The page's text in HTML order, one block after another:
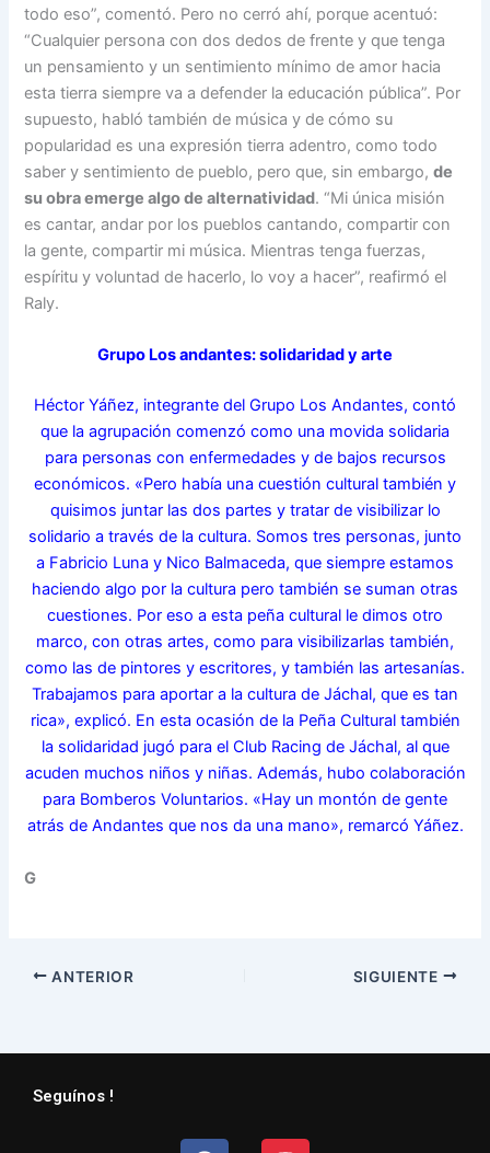
todo eso”, comentó. Pero no cerró ahí, porque acentuó:
“Cualquier persona con dos dedos de frente y que tenga
un pensamiento y un sentimiento mínimo de amor hacia
esta tierra siempre va a defender la educación pública”. Por
supuesto, habló también de música y de cómo su
popularidad es una expresión tierra adentro, como todo
saber y sentimiento de pueblo, pero que, sin embargo,de
su obra emerge algo de alternatividad. “Mi única misión
es cantar, andar por los pueblos cantando, compartir con
la gente, compartir mi música. Mientras tenga fuerzas,
espíritu y voluntad de hacerlo, lo voy a hacer”, reafirmó el
Raly.
Grupo Los andantes: solidaridad y arte
Héctor Yáñez, integrante del Grupo Los Andantes, contó
que la agrupación comenzó como una movida solidaria
para personas con enfermedades y de bajos recursos
económicos. «Pero había una cuestión cultural también y
quisimos juntar las dos partes y tratar de visibilizar lo
solidario a través de la cultura. Somos tres personas, junto
a Fabricio Luna y Nico Balmaceda, que siempre estamos
haciendo algo por la cultura pero también se suman otras
cuestiones. Por eso a esta peña cultural le dimos otro
marco, con otras artes, como para visibilizarlas también,
como las de pintores y escritores, y también las artesanías.
Trabajamos para aportar a la cultura de Jáchal, que es tan
rica», explicó. En esta ocasión de la Peña Cultural también
la solidaridad jugó para el Club Racing de Jáchal, al que
acuden muchos niños y niñas. Además, hubo colaboración
para Bomberos Voluntarios. «Hay un montón de gente
atrás de Andantes que nos da una mano», remarcó Yáñez.
G
ANTERIOR SIGUIENTE
Seguínos !